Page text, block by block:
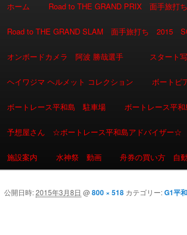
メインコンテンツへ移動
サブコンテンツへ移動
ホーム Road to THE GRAND PRIX 面手旅打ち
Road to THE GRAND SLAM 面手旅打ち 2015
オンボードカメラ 阿波 勝哉選手 スタート
ヘイワジマ ヘルメット コレクション ボートピ
ボートレース平和島 駐車場 ボートレース平
予想屋さん ☆ボートレース平和島アドバイザー☆
施設案内 水神祭 動画 舟券の買い方 自
公開日時:2015年3月8日 @800 × 518 カテゴリー:G1平